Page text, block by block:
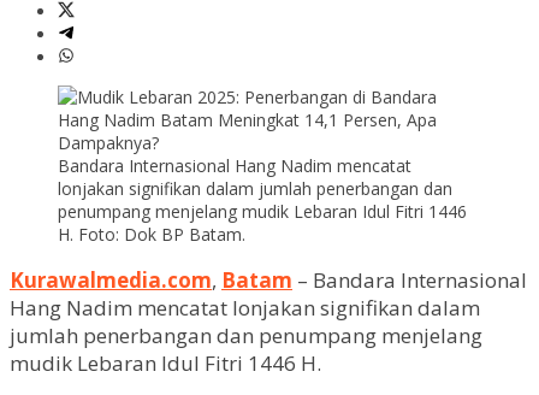
Bandara Internasional Hang Nadim mencatat
lonjakan signifikan dalam jumlah penerbangan dan
penumpang menjelang mudik Lebaran Idul Fitri 1446
H. Foto: Dok BP Batam.
Kurawalmedia.com, Batam – Bandara Internasional
Hang Nadim mencatat lonjakan signifikan dalam
jumlah penerbangan dan penumpang menjelang
mudik Lebaran Idul Fitri 1446 H.